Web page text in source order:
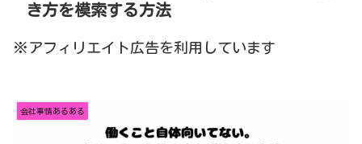
き方を模索する方法
※アフィリエイト広告を利用しています
会社事情あるある